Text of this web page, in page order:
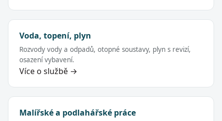
Voda, topení, plyn
Rozvody vody a odpadů, otopné soustavy, plyn s revizí,
osazení vybavení.
Více o službě →
Malířské a podlahářské práce